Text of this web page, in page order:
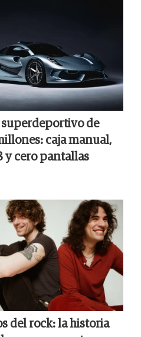
de
caja manual,
y cero pantallas
del rock: la historia